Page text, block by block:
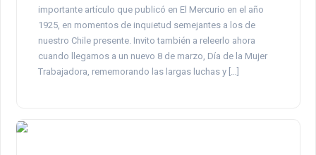
importante artículo que publicó en El Mercurio en el año
1925, en momentos de inquietud semejantes a los de
nuestro Chile presente. Invito también a releerlo ahora
cuando llegamos a un nuevo 8 de marzo, Día de la Mujer
Trabajadora, rememorando las largas luchas y […]